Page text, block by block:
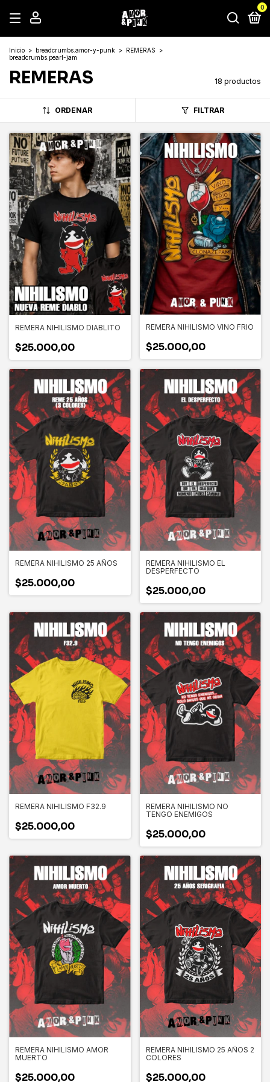
0
Inicio > breadcrumbs.amor-y-punk > REMERAS
>
breadcrumbs.pearl-jam
REMERAS 18 productos
ORDENAR FILTRAR
REMERA NIHILISMO DIABLITO
$25.000,00
REMERA NIHILISMO VINO FRIO
$25.000,00
REMERA NIHILISMO 25 AÑOS
$25.000,00
REMERA NIHILISMO EL
DESPERFECTO
$25.000,00
REMERA NIHILISMO F32.9
$25.000,00
REMERA NIHILISMO NO
TENGO ENEMIGOS
$25.000,00
REMERA NIHILISMO AMOR
MUERTO
$25.000,00
REMERA NIHILISMO 25 AÑOS 2
COLORES
$25.000,00